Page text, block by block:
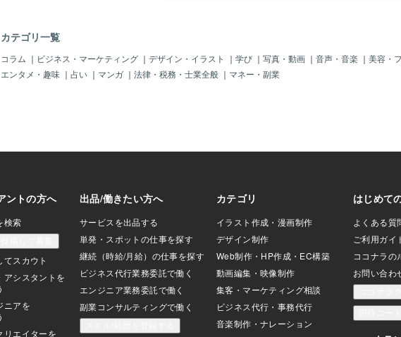
カテゴリ一覧
コラム ｜ ビジネス・マーケティング ｜ デザイン・イラスト ｜ 学び ｜ 写真・動画 ｜ 音声・音楽 ｜ 美容・
エンタメ・趣味 ｜ 占い ｜ マンガ ｜ 法律・税務・士業全般 ｜ マネー・副業